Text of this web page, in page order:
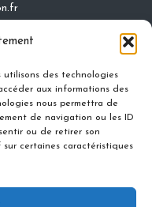
utilisons des technologies
aux informations des
nous permettra de
de navigation ou les ID
ou de retirer son
certaines caractéristiques
de vente